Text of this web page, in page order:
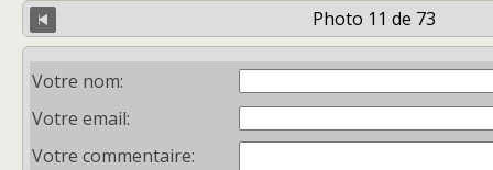
Photo 11 de 73
Votre nom:
Votre email:
Votre commentaire: